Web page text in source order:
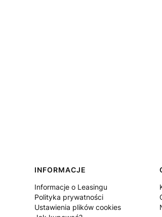
INFORMACJE
Informacje o Leasingu
Polityka prywatności
Ustawienia plików cookies